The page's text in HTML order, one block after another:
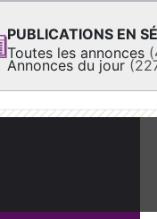
PUBLICATIONS EN
Toutes les annonces
Annonces du jour